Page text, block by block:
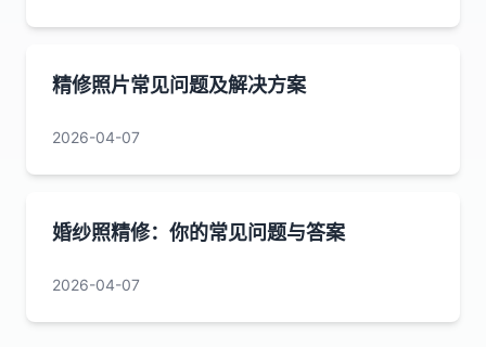
精修照片常见问题及解决方案
2026-04-07
婚纱照精修：你的常见问题与答案
2026-04-07